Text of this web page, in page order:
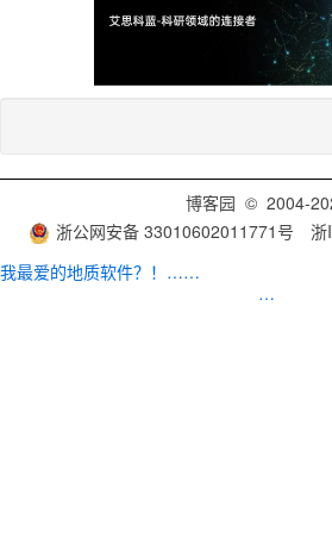
博客园 © 2004-
浙公网安备 33010602011771号
浙
我最爱的地质软件？！……
…